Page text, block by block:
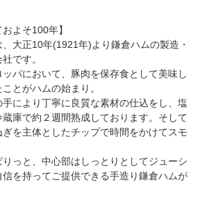
よそ100年】
、大正10年(1921年)より鎌倉ハムの製造・
です。
パにおいて、豚肉を保存食として美味し
とがハムの始まり。
により丁寧に良質な素材の仕込をし、塩
庫で約２週間熟成しております。そして
を主体としたチップで時間をかけてスモ
っと、中心部はしっとりとしてジューシ
を持ってご提供できる手造り鎌倉ハムが